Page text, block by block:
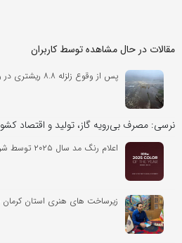
مقالات در حال مشاهده توسط کاربران
پس از وقوع زلزله ۸.۸ ریشتری در روسیه هشدار سونامی لغو شد!
نرسی: مصرف بی‌رویه گاز، تولید و اقتصاد
اعلام رنگ مد سال ۲۰۲۵ توسط شرکت های متفاوت
زیرساخت های هنری استان